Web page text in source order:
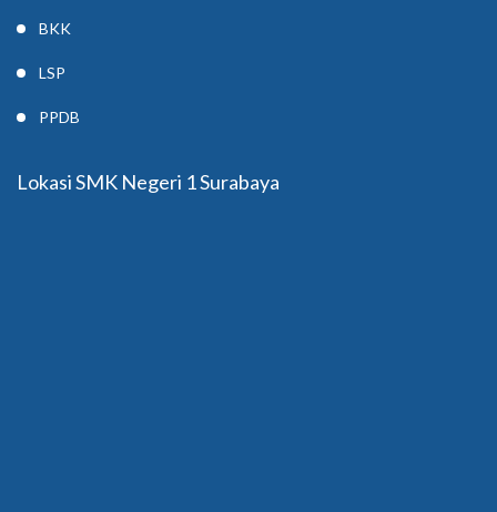
BKK
LSP
PPDB
Lokasi SMK Negeri 1 Surabaya